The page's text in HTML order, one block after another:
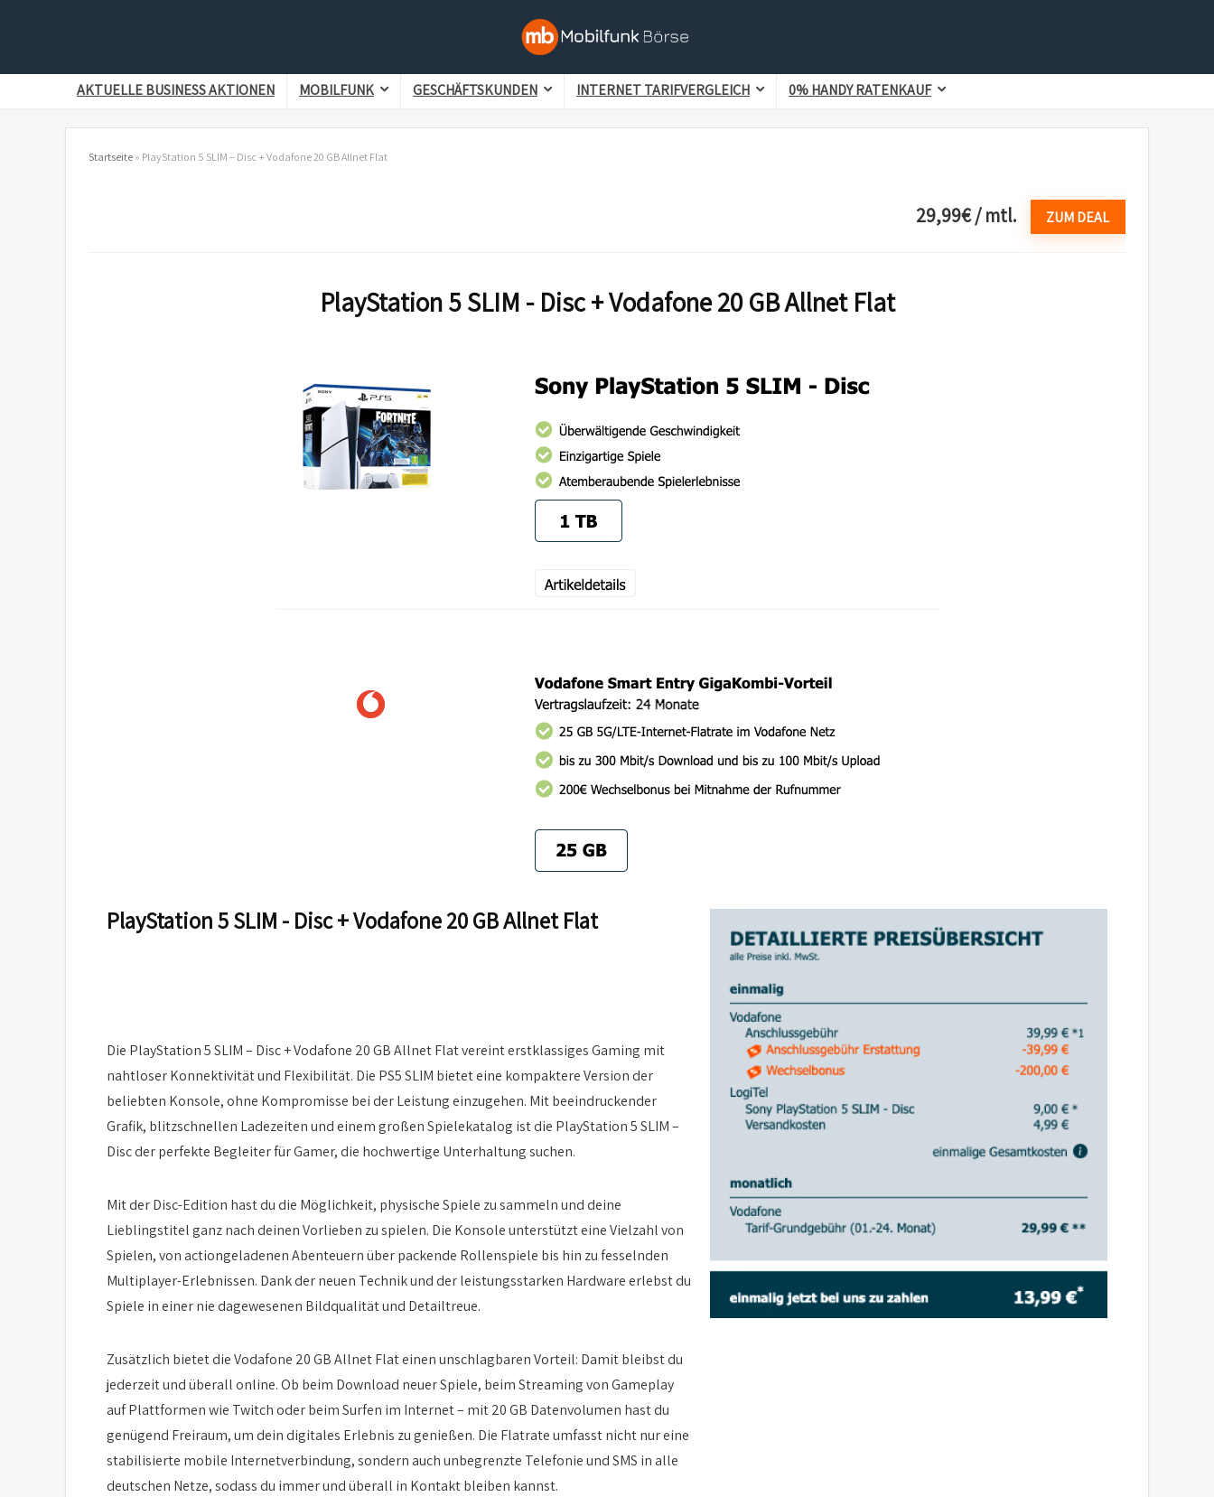
AKTUELLE BUSINESS AKTIONEN MOBILFUNK GESCHÄFTSKUNDEN INTERNET TARIFVERGLEICH 0% HANDY RATENKAUF
Startseite » PlayStation 5 SLIM – Disc + Vodafone 20 GB Allnet Flat
29,99€ / mtl. ZUM DEAL
PlayStation 5 SLIM - Disc + Vodafone 20 GB Allnet Flat
PlayStation 5 SLIM - Disc + Vodafone 20 GB Allnet Flat
Die PlayStation 5 SLIM – Disc + Vodafone 20 GB Allnet Flat vereint erstklassiges Gaming mit
nahtloser Konnektivität und Flexibilität. Die PS5 SLIM bietet eine kompaktere Version der
beliebten Konsole, ohne Kompromisse bei der Leistung einzugehen. Mit beeindruckender
Grafik, blitzschnellen Ladezeiten und einem großen Spielekatalog ist die PlayStation 5 SLIM –
Disc der perfekte Begleiter für Gamer, die hochwertige Unterhaltung suchen.
Mit der Disc-Edition hast du die Möglichkeit, physische Spiele zu sammeln und deine
Lieblingstitel ganz nach deinen Vorlieben zu spielen. Die Konsole unterstützt eine Vielzahl von
Spielen, von actiongeladenen Abenteuern über packende Rollenspiele bis hin zu fesselnden
Multiplayer-Erlebnissen. Dank der neuen Technik und der leistungsstarken Hardware erlebst du
Spiele in einer nie dagewesenen Bildqualität und Detailtreue.
Zusätzlich bietet die Vodafone 20 GB Allnet Flat einen unschlagbaren Vorteil: Damit bleibst du
jederzeit und überall online. Ob beim Download neuer Spiele, beim Streaming von Gameplay
auf Plattformen wie Twitch oder beim Surfen im Internet – mit 20 GB Datenvolumen hast du
genügend Freiraum, um dein digitales Erlebnis zu genießen. Die Flatrate umfasst nicht nur eine
stabilisierte mobile Internetverbindung, sondern auch unbegrenzte Telefonie und SMS in alle
deutschen Netze, sodass du immer und überall in Kontakt bleiben kannst.